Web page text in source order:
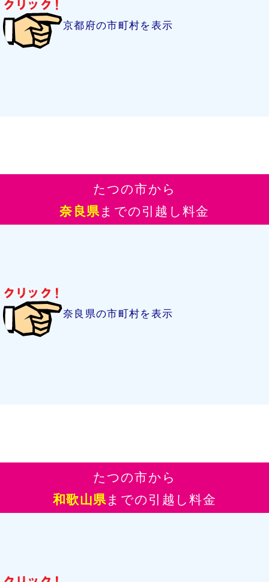
京都府の市町村を表示
たつの市から
奈良県までの引越し料金
奈良県の市町村を表示
たつの市から
和歌山県までの引越し料金